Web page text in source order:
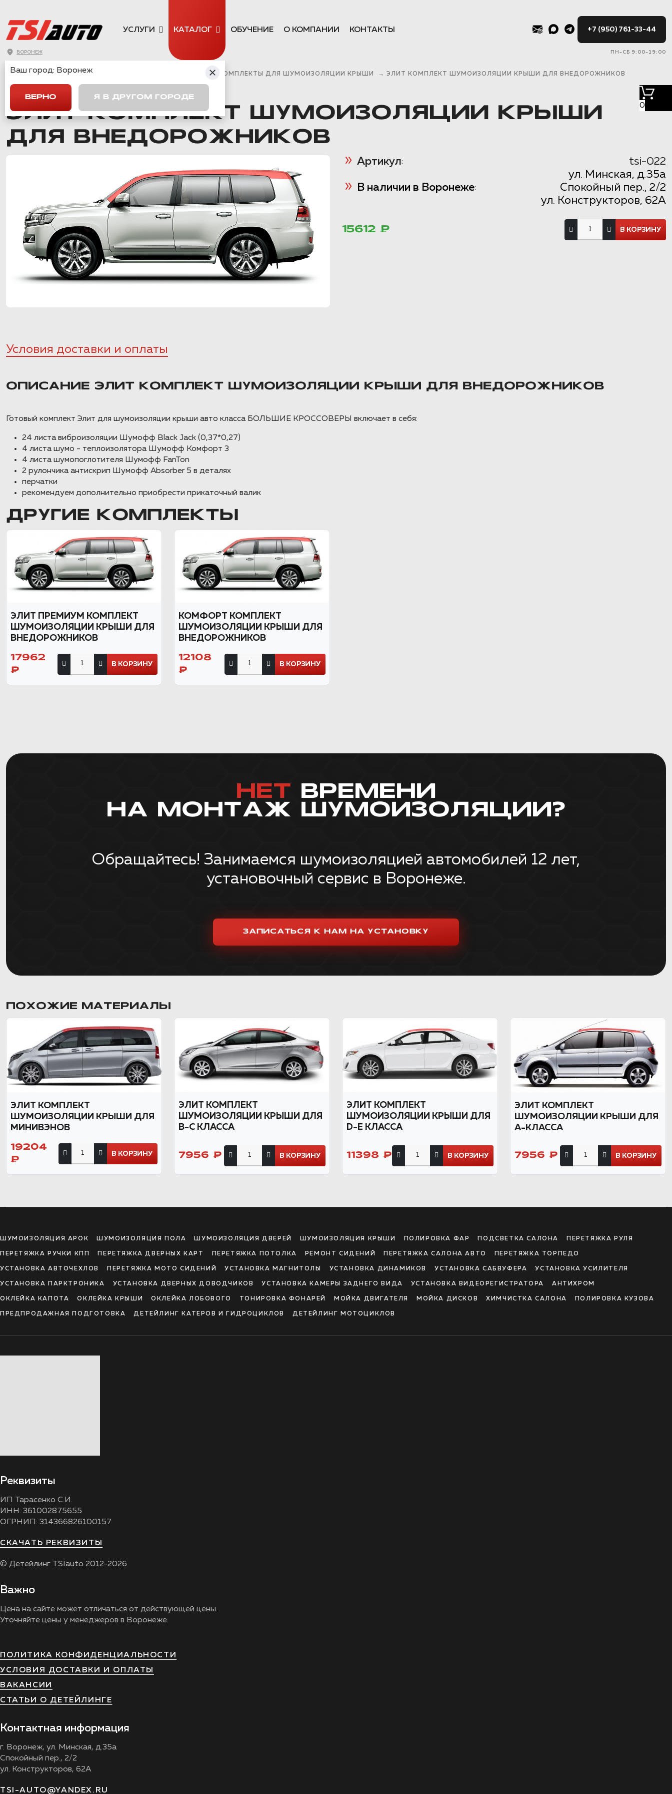
ВОРОНЕЖ
УСЛУГИ КАТАЛОГ ОБУЧЕНИЕ О КОМПАНИИ КОНТАКТЫ +7 (950) 761-33-44
ПН-СБ 9:00-19:00
0
ГЛАВНАЯ → КАТАЛОГ → → КОМПЛЕКТЫ ДЛЯ ШУМОИЗОЛЯЦИИ КРЫШИ → ЭЛИТ КОМПЛЕКТ ШУМОИЗОЛЯЦИИ КРЫШИ ДЛЯ ВНЕДОРОЖНИКОВ
ЭЛИТ КОМПЛЕКТ ШУМОИЗОЛЯЦИИ КРЫШИ
ДЛЯ ВНЕДОРОЖНИКОВ
Условия доставки и оплаты
Артикул: tsi-022
В наличии в Воронеже:
ул. Минская, д.35а
Спокойный пер., 2/2
ул. Конструкторов, 62А
15612 ₽
ОПИСАНИЕ ЭЛИТ КОМПЛЕКТ ШУМОИЗОЛЯЦИИ КРЫШИ ДЛЯ ВНЕДОРОЖНИКОВ
Готовый комплект Элит для шумоизоляции крыши авто класса БОЛЬШИЕ КРОССОВЕРЫ включает в себя:
24 листа виброизоляции Шумофф Black Jack (0,37*0,27)
4 листа шумо - теплоизолятора Шумофф Комфорт 3
4 листа шумопоглотителя Шумофф FanTon
2 рулончика антискрип Шумофф Absorber 5 в деталях
перчатки
рекомендуем дополнительно приобрести прикаточный валик
ДРУГИЕ КОМПЛЕКТЫ
ЭЛИТ ПРЕМИУМ КОМПЛЕКТ
ШУМОИЗОЛЯЦИИ КРЫШИ ДЛЯ
ВНЕДОРОЖНИКОВ
17962
₽
В КОРЗИНУ
КОМФОРТ КОМПЛЕКТ
ШУМОИЗОЛЯЦИИ КРЫШИ ДЛЯ
ВНЕДОРОЖНИКОВ
12108
₽
В КОРЗИНУ
НЕТ ВРЕМЕНИ
НА МОНТАЖ ШУМОИЗОЛЯЦИИ?
Обращайтесь! Занимаемся шумоизоляцией автомобилей 12 лет,
установочный сервис в Воронеже.
ЗАПИСАТЬСЯ К НАМ НА УСТАНОВКУ
ПОХОЖИЕ МАТЕРИАЛЫ
ЭЛИТ КОМПЛЕКТ
ШУМОИЗОЛЯЦИИ КРЫШИ ДЛЯ
МИНИВЭНОВ
19204
₽
В КОРЗИНУ
ЭЛИТ КОМПЛЕКТ
ШУМОИЗОЛЯЦИИ КРЫШИ ДЛЯ
B-C КЛАССА
7956 ₽ В КОРЗИНУ
ЭЛИТ КОМПЛЕКТ
ШУМОИЗОЛЯЦИИ КРЫШИ ДЛЯ
D-E КЛАССА
11398 ₽ В КОРЗИНУ
ЭЛИТ КОМПЛЕКТ
ШУМОИЗОЛЯЦИИ КРЫШИ ДЛЯ
А-КЛАССА
7956 ₽ В КОРЗИНУ
ШУМОИЗОЛЯЦИЯ АРОК ШУМОИЗОЛЯЦИЯ ПОЛА ШУМОИЗОЛЯЦИЯ ДВЕРЕЙ ШУМОИЗОЛЯЦИЯ КРЫШИ ПОЛИРОВКА ФАР ПОДСВЕТКА САЛОНА ПЕРЕТЯЖКА РУЛЯ
ПЕРЕТЯЖКА РУЧКИ КПП ПЕРЕТЯЖКА ДВЕРНЫХ КАРТ ПЕРЕТЯЖКА ПОТОЛКА РЕМОНТ СИДЕНИЙ ПЕРЕТЯЖКА САЛОНА АВТО ПЕРЕТЯЖКА ТОРПЕДО
УСТАНОВКА АВТОЧЕХЛОВ ПЕРЕТЯЖКА МОТО СИДЕНИЙ УСТАНОВКА МАГНИТОЛЫ УСТАНОВКА ДИНАМИКОВ УСТАНОВКА САБВУФЕРА УСТАНОВКА УСИЛИТЕЛЯ
УСТАНОВКА ПАРКТРОНИКА УСТАНОВКА ДВЕРНЫХ ДОВОДЧИКОВ УСТАНОВКА КАМЕРЫ ЗАДНЕГО ВИДА УСТАНОВКА ВИДЕОРЕГИСТРАТОРА АНТИХРОМ
ОКЛЕЙКА КАПОТА ОКЛЕЙКА КРЫШИ ОКЛЕЙКА ЛОБОВОГО ТОНИРОВКА ФОНАРЕЙ МОЙКА ДВИГАТЕЛЯ МОЙКА ДИСКОВ ХИМЧИСТКА САЛОНА ПОЛИРОВКА КУЗОВА
ПРЕДПРОДАЖНАЯ ПОДГОТОВКА ДЕТЕЙЛИНГ КАТЕРОВ И ГИДРОЦИКЛОВ ДЕТЕЙЛИНГ МОТОЦИКЛОВ
Реквизиты
ИП Тарасенко С.И.
ИНН: 361002875655
ОГРНИП: 314366826100157
СКАЧАТЬ РЕКВИЗИТЫ
© Детейлинг TSIauto 2012-2026
Важно
Цена на сайте может отличаться от действующей цены.
Уточняйте цены у менеджеров в Воронеже.
ПОЛИТИКА КОНФИДЕНЦИАЛЬНОСТИ
УСЛОВИЯ ДОСТАВКИ И ОПЛАТЫ
ВАКАНСИИ
СТАТЬИ О ДЕТЕЙЛИНГЕ
Контактная информация
г. Воронеж, ул. Минская, д.35а
Спокойный пер., 2/2
ул. Конструкторов, 62А
TSI-AUTO@YANDEX.RU
Ваш город: Воронеж
ВЕРНО Я В ДРУГОМ ГОРОДЕ